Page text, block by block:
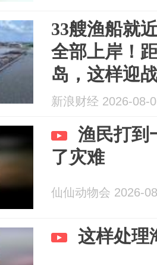
33艘渔船就
全部上岸！
岛，这样迎
新浪财经 2026-08-
渔民打到
了灾难
仙仙动物会 2026-
这样处理